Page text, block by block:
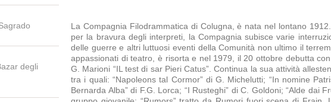
La Compagnia Filodrammatica di Colugna, è nata nel lontano
per la bravura degli interpreti, la Compagnia subisce varie
delle guerre e altri luttuosi eventi della Comunità non ultimo il
appassionati di teatro, è risorta e nel 1979, il 20 ottobre debutta
G. Marioni “IL test di sar Pieri Catus”. Continua la sua attività
tra i quali: “Napoleons tal Cormor” di G. Michelutti; “In nomine
Bernarda Alba” di F.G. Lorca; “I Rusteghi” di C. Goldoni; “Alde dai
degli